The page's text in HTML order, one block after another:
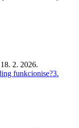
18. 2. 2026.
funkcionise?3.